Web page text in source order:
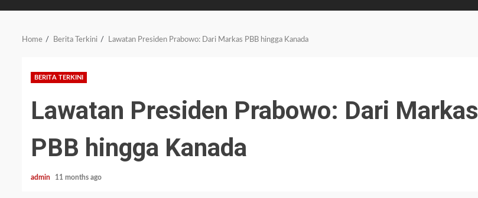
Home Berita Terkini Lawatan Presiden Prabowo: Dari Markas PBB hingga Kanada
BERITA TERKINI
Lawatan Presiden Prabowo: Dari Markas
PBB hingga Kanada
admin 11 months ago